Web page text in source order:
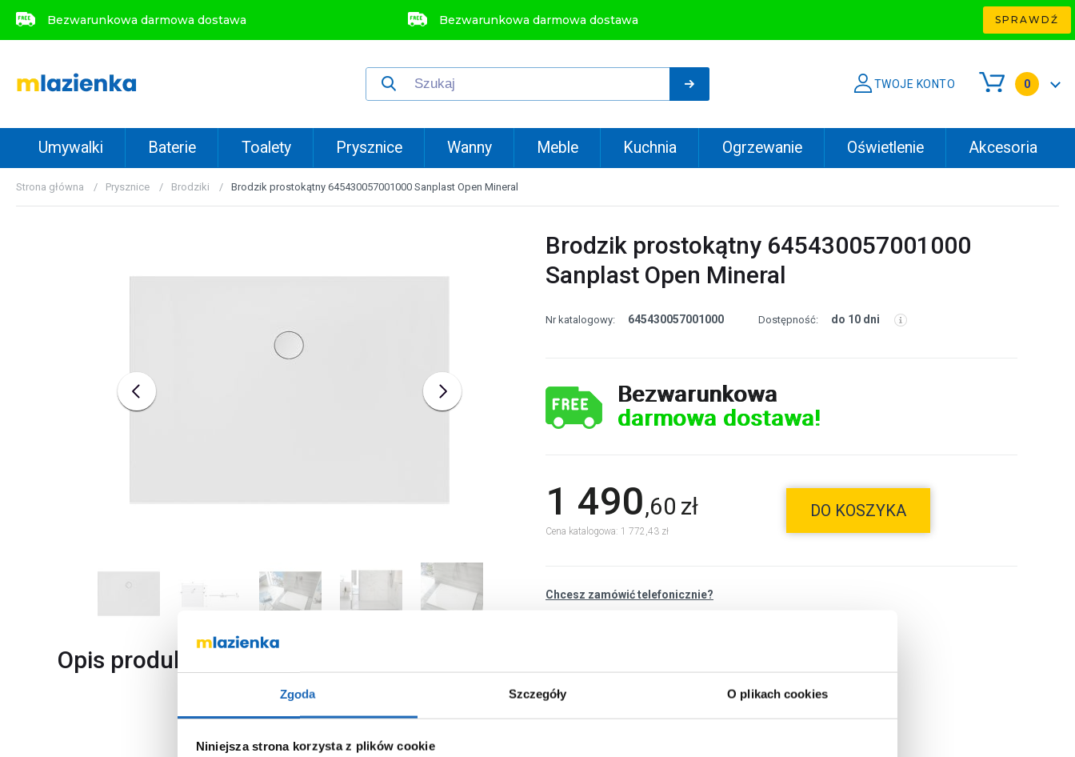
Zgoda Szczegóły O plikach cookies
Niniejsza strona korzysta z plików cookie
Bezwarunkowa darmowa dostawa Bezwarunkowa darmowa dostawa SPRAWDŹ
TWOJE KONTO 0
Umywalki Baterie Toalety Prysznice Wanny Meble Kuchnia Ogrzewanie Oświetlenie Akcesoria
Strona główna Prysznice Brodziki Brodzik prostokątny 645430057001000 Sanplast Open Mineral
Brodzik prostokątny 645430057001000
Sanplast Open Mineral
Nr katalogowy: 645430057001000 Dostępność: do 10 dni
Bezwarunkowa
darmowa dostawa!
1 490,60 zł
Cena katalogowa: 1 772,43 zł
DO KOSZYKA
Chcesz zamówić telefonicznie?
Opis produktu